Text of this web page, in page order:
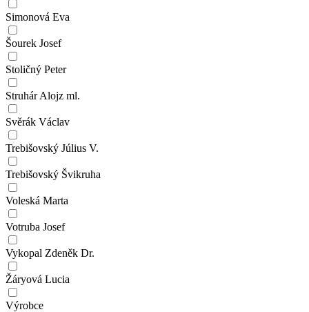
Simonová Eva
Šourek Josef
Stoličný Peter
Struhár Alojz ml.
Svěrák Václav
Trebišovský Július V.
Trebišovský Švikruha
Voleská Marta
Votruba Josef
Vykopal Zdeněk Dr.
Žáryová Lucia
Výrobce